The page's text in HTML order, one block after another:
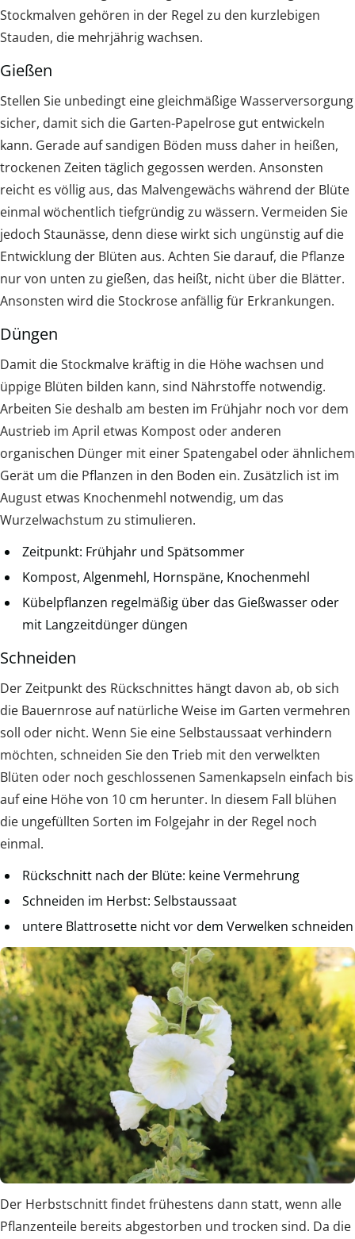
Stockmalven gehören in der Regel zu den kurzlebigen
Stauden, die mehrjährig wachsen.
Gießen
Stellen Sie unbedingt eine gleichmäßige Wasserversorgung
sicher, damit sich die Garten-Papelrose gut entwickeln
kann. Gerade auf sandigen Böden muss daher in heißen,
trockenen Zeiten täglich gegossen werden. Ansonsten
reicht es völlig aus, das Malvengewächs während der Blüte
einmal wöchentlich tiefgründig zu wässern. Vermeiden Sie
jedoch Staunässe, denn diese wirkt sich ungünstig auf die
Entwicklung der Blüten aus. Achten Sie darauf, die Pflanze
nur von unten zu gießen, das heißt, nicht über die Blätter.
Ansonsten wird die Stockrose anfällig für Erkrankungen.
Düngen
Damit die Stockmalve kräftig in die Höhe wachsen und
üppige Blüten bilden kann, sind Nährstoffe notwendig.
Arbeiten Sie deshalb am besten im Frühjahr noch vor dem
Austrieb im April etwas Kompost oder anderen
organischen Dünger mit einer Spatengabel oder ähnlichem
Gerät um die Pflanzen in den Boden ein. Zusätzlich ist im
August etwas Knochenmehl notwendig, um das
Wurzelwachstum zu stimulieren.
Zeitpunkt: Frühjahr und Spätsommer
Kompost, Algenmehl, Hornspäne, Knochenmehl
Kübelpflanzen regelmäßig über das Gießwasser oder
mit Langzeitdünger düngen
Schneiden
Der Zeitpunkt des Rückschnittes hängt davon ab, ob sich
die Bauernrose auf natürliche Weise im Garten vermehren
soll oder nicht. Wenn Sie eine Selbstaussaat verhindern
möchten, schneiden Sie den Trieb mit den verwelkten
Blüten oder noch geschlossenen Samenkapseln einfach bis
auf eine Höhe von 10 cm herunter. In diesem Fall blühen
die ungefüllten Sorten im Folgejahr in der Regel noch
einmal.
Rückschnitt nach der Blüte: keine Vermehrung
Schneiden im Herbst: Selbstaussaat
untere Blattrosette nicht vor dem Verwelken schneiden
Der Herbstschnitt findet frühestens dann statt, wenn alle
Pflanzenteile bereits abgestorben und trocken sind. Da die